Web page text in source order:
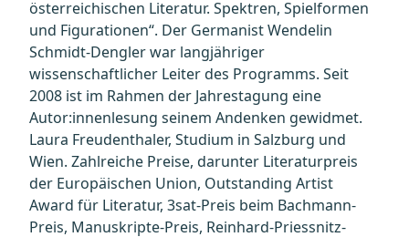
österreichischen Literatur. Spektren, Spielformen
und Figurationen“. Der Germanist Wendelin
Schmidt-Dengler war langjähriger
wissenschaftlicher Leiter des Programms. Seit
2008 ist im Rahmen der Jahrestagung eine
Autor:innenlesung seinem Andenken gewidmet.
Laura Freudenthaler, Studium in Salzburg und
Wien. Zahlreiche Preise, darunter Literaturpreis
der Europäischen Union, Outstanding Artist
Award für Literatur, 3sat-Preis beim Bachmann-
Preis, Manuskripte-Preis, Reinhard-Priessnitz-